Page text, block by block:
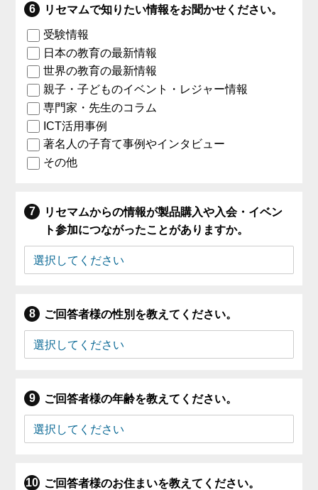
リセマムで知りたい情報をお聞かせください。
受験情報
日本の教育の最新情報
世界の教育の最新情報
親子・子どものイベント・レジャー情報
専門家・先生のコラム
ICT活用事例
著名人の子育て事例やインタビュー
その他
リセマムからの情報が製品購入や入会・イベン
ト参加につながったことがありますか。
ご回答者様の性別を教えてください。
ご回答者様の年齢を教えてください。
ご回答者様のお住まいを教えてください。